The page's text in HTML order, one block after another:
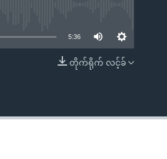
EMBED
5:36
တိုက်ရိုက် လင့်ခ်